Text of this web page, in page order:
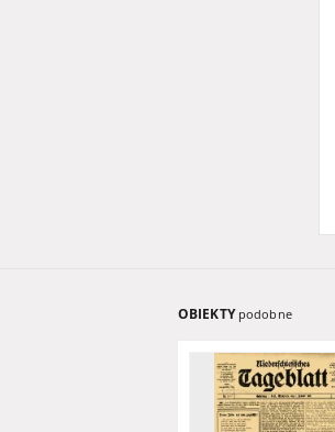
OBIEKTY podobne